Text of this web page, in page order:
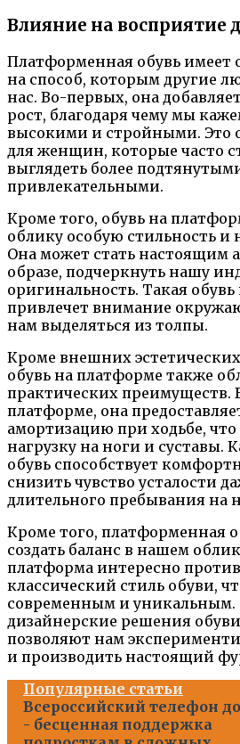
Влияние на восприятие
Платформенная обувь имеет
на способ, которым другие
нас. Во-первых, она
рост, благодаря чему мы
высокими и стройными. Это
для женщин, которые часто
выглядеть более
привлекательными.
Кроме того, обувь на
облику особую стильность и
Она может стать настоящим
образе, подчеркнуть нашу
оригинальность. Такая
привлечет внимание
нам выделяться из толпы.
Кроме внешних
обувь на платформе также
практических преимуществ.
платформе, она
амортизацию при ходьбе,
нагрузку на ноги и суставы.
обувь способствует
снизить чувство усталости
длительного пребывания на
Кроме того, платформенная
создать баланс в нашем
платформа интересно
классический стиль обуви,
современным и уникальным.
дизайнерские решения
позволяют нам
и производить настоящий
Популярные статьи
Всероссийский телефон
- бесценная поддержка